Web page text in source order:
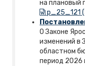
на плановый
p_25_121
О Законе
изменений в
областном
период 2026